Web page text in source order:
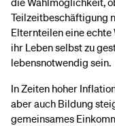
Teilzeitbeschäftigung
Elternteilen eine echte
ihr Leben selbst zu
lebensnotwendig sein.
In Zeiten hoher
aber auch Bildung
gemeinsames